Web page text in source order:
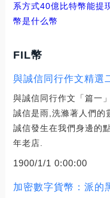
系方式40億比特幣能提
幣是什么幣
FIL幣
與誠信同行作文精選
與誠信同行作文「篇
誠信是雨,洗滌著人們的
誠信發生在我們身邊的
年老店.
1900/1/1 0:00:00
加密數字貨幣：派的